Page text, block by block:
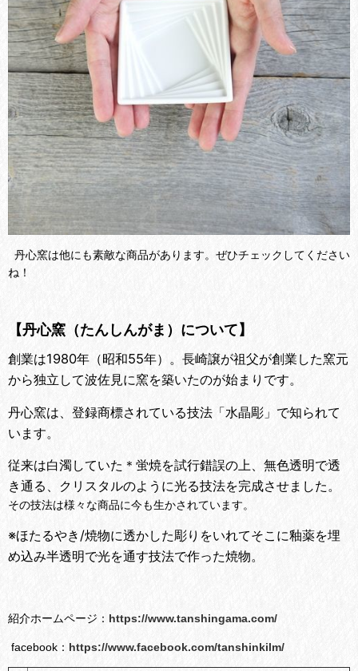
丹心窯は他にも素敵な商品があります。ぜひチェックしてください
ね！
【丹心窯（たんしんがま）について】
創業は1980年（昭和55年）。長崎譲が祖父が創業した窯元
から独立して波佐見に窯を築いたのが始まりです。
丹心窯は、登録商標されている技法「水晶彫」で知られて
います。
従来は白濁していた＊蛍焼を試行錯誤の上、無色透明で透
き通る、 クリスタルのように光る技法を完成させました。
その技法は様々な商品に今も生かされています。
※ほたるやき/焼物に透かした彫りをいれてそこに釉薬を埋
め込み半透明で光を通す技法で作った焼物。
紹介ホームページ： https://www.tanshingama.com/
facebook： https://www.facebook.com/tanshinkilm/